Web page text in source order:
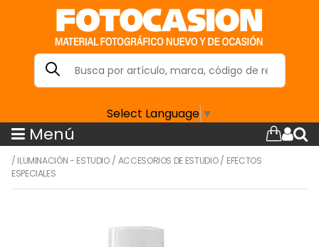
Select Language ▼
Menú
/ ILUMINACIÓN - ESTUDIO/ ACCESORIOS DE ESTUDIO/ EFECTOS
ESPECIALES